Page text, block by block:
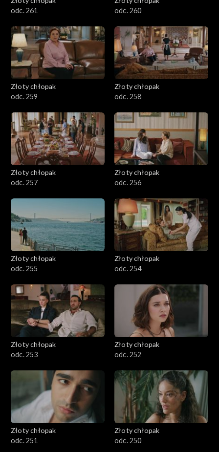
odc. 261
odc. 260
Złoty chłopak
odc. 259
Złoty chłopak
odc. 258
Złoty chłopak
odc. 257
Złoty chłopak
odc. 256
Złoty chłopak
odc. 255
Złoty chłopak
odc. 254
Złoty chłopak
odc. 253
Złoty chłopak
odc. 252
Złoty chłopak
odc. 251
Złoty chłopak
odc. 250